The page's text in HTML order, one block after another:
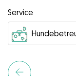
Service